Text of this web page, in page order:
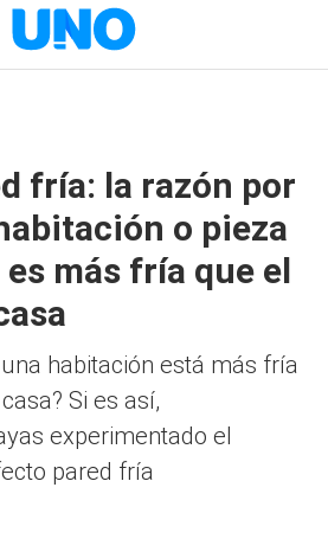
fría: la razón por
o pieza
más fría que el
habitación está más fría
Si es así,
experimentado el
pared fría